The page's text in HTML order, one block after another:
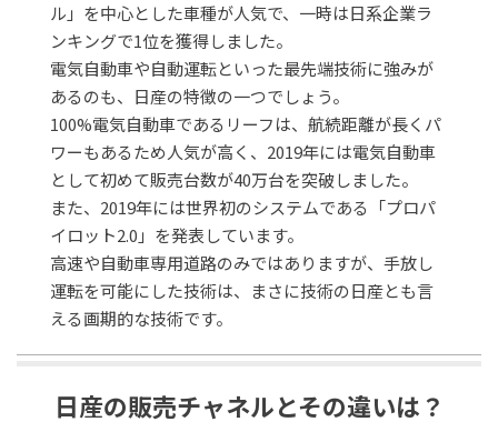
ル」を中心とした車種が人気で、一時は日系企業ラ
ンキングで1位を獲得しました。
電気自動車や自動運転といった最先端技術に強みが
あるのも、日産の特徴の一つでしょう。
100%電気自動車であるリーフは、航続距離が長くパ
ワーもあるため人気が高く、2019年には電気自動車
として初めて販売台数が40万台を突破しました。
また、2019年には世界初のシステムである「プロパ
イロット2.0」を発表しています。
高速や自動車専用道路のみではありますが、手放し
運転を可能にした技術は、まさに技術の日産とも言
える画期的な技術です。
日産の販売チャネルとその違いは？